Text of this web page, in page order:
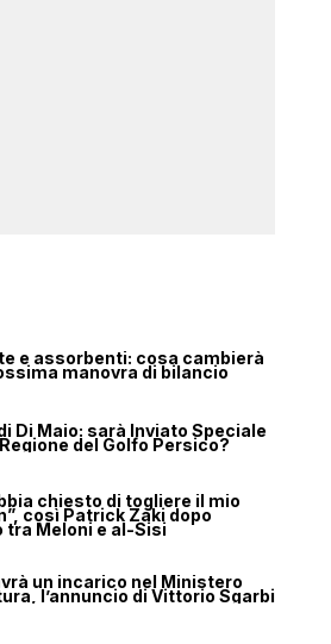
e assorbenti: cosa cambierà
manovra di bilancio
Di Maio: sarà Inviato Speciale
del Golfo Persico?
chiesto di togliere il mio
così Patrick Zaki dopo
tra Meloni e al-Sisi
un incarico nel Ministero
l’annuncio di Vittorio Sgarbi